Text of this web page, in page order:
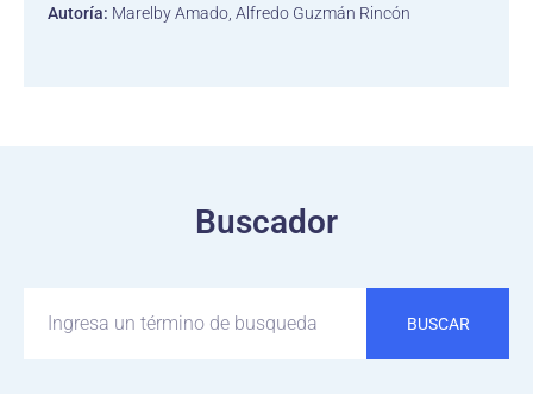
Autoría: Marelby Amado, Alfredo Guzmán Rincón
Buscador
BUSCAR